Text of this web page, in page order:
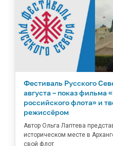
Фестиваль Русского
августа – показ фильма
российского флота» и
режиссёром
Автор Ольга Лаптева
историческом месте в
свой флот